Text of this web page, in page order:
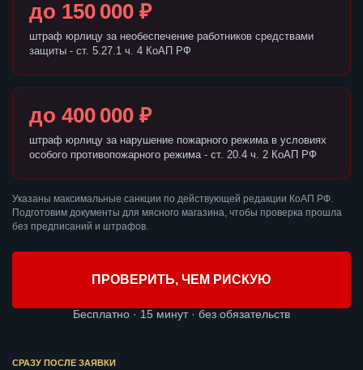
до 150 000 ₽
штраф юрлицу за необеспечение работников средствами
защиты - ст. 5.27.1 ч. 4 КоАП РФ
до 400 000 ₽
штраф юрлицу за нарушение пожарного режима в условиях
особого противопожарного режима - ст. 20.4 ч. 2 КоАП РФ
Указаны максимальные санкции по действующей редакции КоАП РФ.
Подготовим документы для мясного магазина, чтобы проверка прошла
без предписаний и штрафов.
ПРОВЕРИТЬ, ЧЕМ РИСКУЮ
Бесплатно · 15 минут · без обязательств
СРАЗУ ПОСЛЕ ЗАЯВКИ